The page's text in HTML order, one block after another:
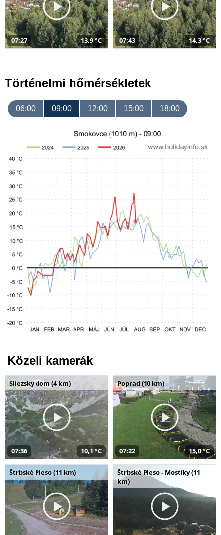
07:27 13,9 °C 07:43 14,3 °C
Történelmi hőmérsékletek
06:00 09:00 12:00 15:00 18:00
Közeli kamerák
Sliezsky dom (4 km)
07:36 10,1 °C
Poprad (10 km)
07:22 15,0 °C
Štrbské Pleso (11 km)
Štrbské Pleso - Mostíky (11
km)